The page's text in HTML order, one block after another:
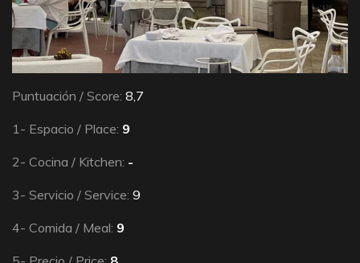
Puntuación / Score: 8,7
1- Espacio / Place: 9
2- Cocina / Kitchen: -
3- Servicio / Service: 9
4- Comida / Meal: 9